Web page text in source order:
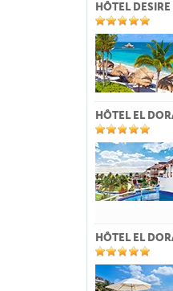
HÔTEL
HÔTEL EL
HÔTEL EL